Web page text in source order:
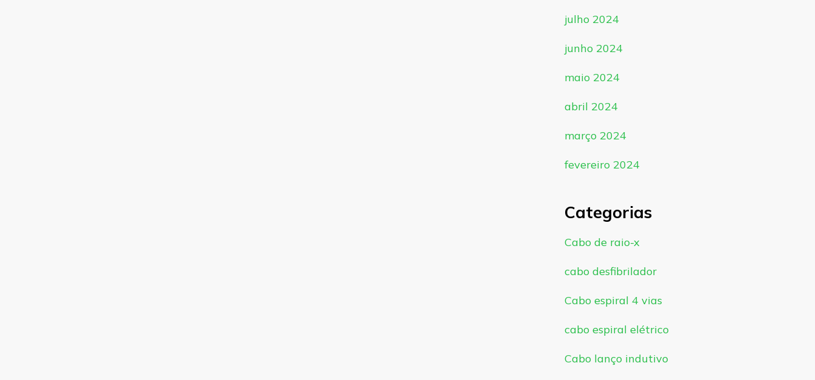
julho 2024
junho 2024
maio 2024
abril 2024
março 2024
fevereiro 2024
Categorias
Cabo de raio-x
cabo desfibrilador
Cabo espiral 4 vias
cabo espiral elétrico
Cabo lanço indutivo